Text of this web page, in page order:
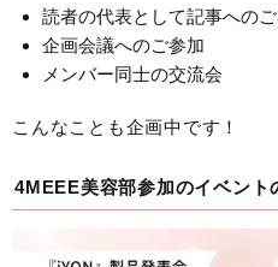
読者の代表として記事への
企画会議へのご参加
メンバー同士の交流会
こんなことも企画中です！
4MEEE美容部参加のイベント